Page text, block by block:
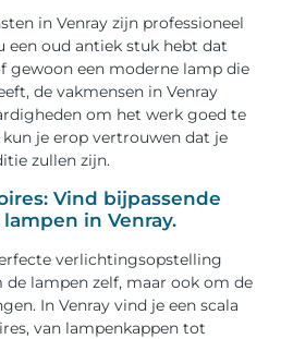
in Venray zijn professioneel
een oud antiek stuk hebt dat
gewoon een moderne lamp die
de vakmensen in Venray
om het werk goed te
je erop vertrouwen dat je
zullen zijn.
Vind bijpassende
in Venray.
verlichtingsopstelling
lampen zelf, maar ook om de
In Venray vind je een scala
van lampenkappen tot